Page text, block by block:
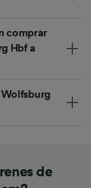
comprar
Hbf a
de